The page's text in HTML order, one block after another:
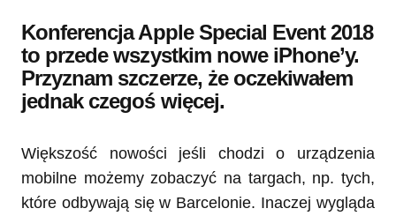
Konferencja Apple Special Event 2018
to przede wszystkim nowe iPhone’y.
Przyznam szczerze, że oczekiwałem
jednak czegoś więcej.
Większość nowości jeśli chodzi o urządzenia
mobilne możemy zobaczyć na targach, np. tych,
które odbywają się w Barcelonie. Inaczej wygląda